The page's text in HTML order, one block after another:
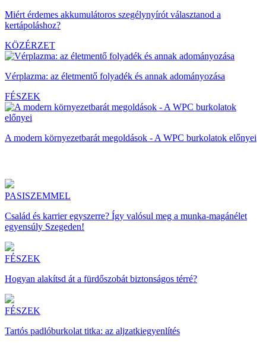
Miért érdemes akkumulátoros szegélynyírót választanod a
kertápoláshoz?
KÖZÉRZET
Vérplazma: az életmentő folyadék és annak adományozása
FÉSZEK
A modern környezetbarát megoldások - A WPC burkolatok előnyei
PASISZEMMEL
Család és karrier egyszerre? Így valósul meg a munka-magánélet
egyensúly Szegeden!
FÉSZEK
Hogyan alakítsd át a fürdőszobát biztonságos térré?
FÉSZEK
Tartós padlóburkolat titka: az aljzatkiegyenlítés